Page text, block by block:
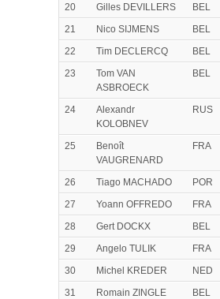
20
Gilles DEVILLERS BEL
21
Nico SIJMENS BEL
22
Tim DECLERCQ BEL
23
Tom VAN
ASBROECK
BEL
24
Alexandr
KOLOBNEV
RUS
25
Benoît
VAUGRENARD
FRA
26 Tiago MACHADO POR
27
Yoann OFFREDO FRA
28
Gert DOCKX BEL
29
Angelo TULIK FRA
30
Michel KREDER NED
31
Romain ZINGLE BEL